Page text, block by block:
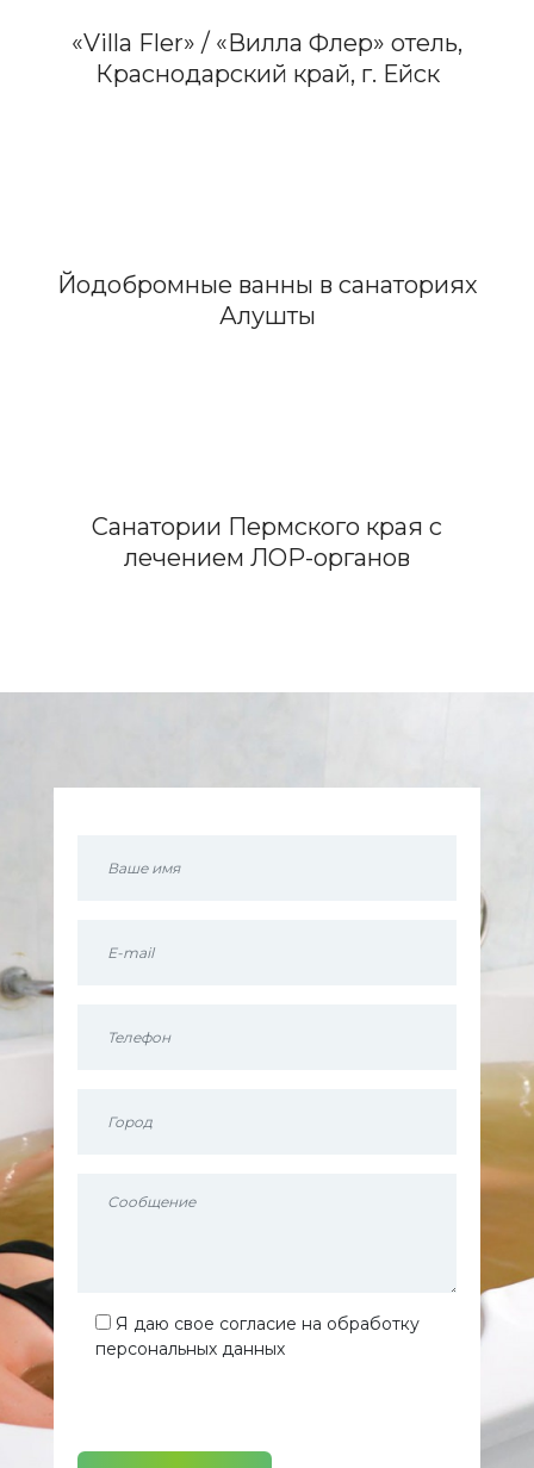
«Villa Fler» / «Вилла Флер» отель,
Краснодарский край, г. Ейск
Йодобромные ванны в санаториях
Алушты
Санатории Пермского края с
лечением ЛОР-органов
Я даю свое согласие на обработку
персональных данных